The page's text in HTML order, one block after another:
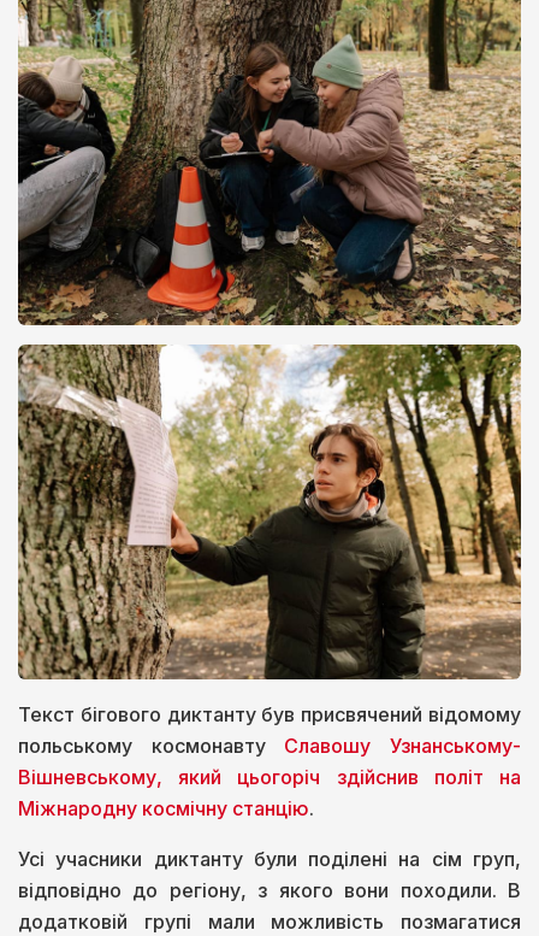
Текст бігового диктанту був присвячений відомому
польському космонавту Славошу Узнанському-
Вішневському, який цьогоріч здійснив політ на
Міжнародну космічну станцію.
Усі учасники диктанту були поділені на сім груп,
відповідно до регіону, з якого вони походили. В
додатковій групі мали можливість позмагатися